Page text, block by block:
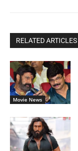
RELATED ARTICLES
Movie News